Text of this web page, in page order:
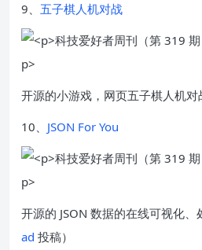
9、 五子棋人机对战
开源的小游戏，网页五子棋人机对
10、 JSON For You
开源的 JSON 数据的在线可视化、
ad 投稿）